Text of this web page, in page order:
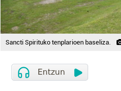
Sancti Spirituko tenplarioen baseliza.